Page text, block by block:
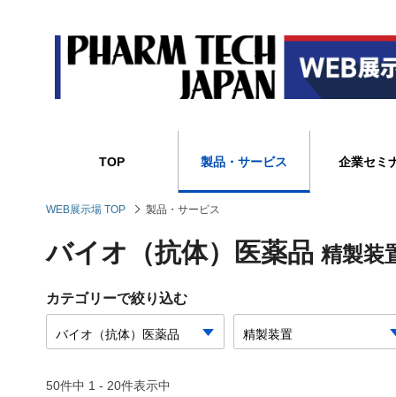
TOP 製品・サービス 企業セミ
WEB展示場 TOP 製品・サービス
バイオ（抗体）医薬品 精製装
カテゴリーで絞り込む
50件中 1 - 20件表示中